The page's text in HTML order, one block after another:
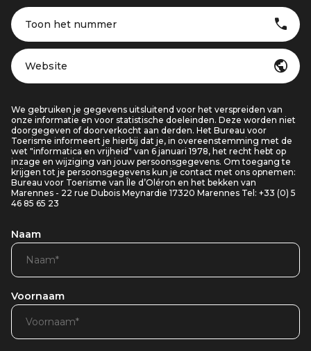
Toon het nummer
Website
We gebruiken je gegevens uitsluitend voor het verspreiden van
onze informatie en voor statistische doeleinden. Deze worden niet
doorgegeven of doorverkocht aan derden. Het Bureau voor
Toerisme informeert je hierbij dat je, in overeenstemming met de
wet "informatica en vrijheid" van 6 januari 1978, het recht hebt op
inzage en wijziging van jouw persoonsgegevens. Om toegang te
krijgen tot je persoonsgegevens kun je contact met ons opnemen:
Bureau voor Toerisme van Île d’Oléron en het bekken van
Marennes - 22 rue Dubois Meynardie 17320 Marennes Tel: +33 (0) 5
46 85 65 23
Naam
Voornaam